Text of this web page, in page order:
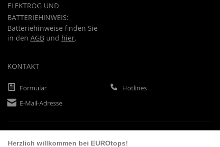
ELEKTROG UND
BATTERIEHINWEIS:
Batteriehinweise finden Sie
in den AGB und hier.
KONTAKT
Formular
Hotlines
E-Mail-Adresse
Herzlich willkommen bei EUROtops!